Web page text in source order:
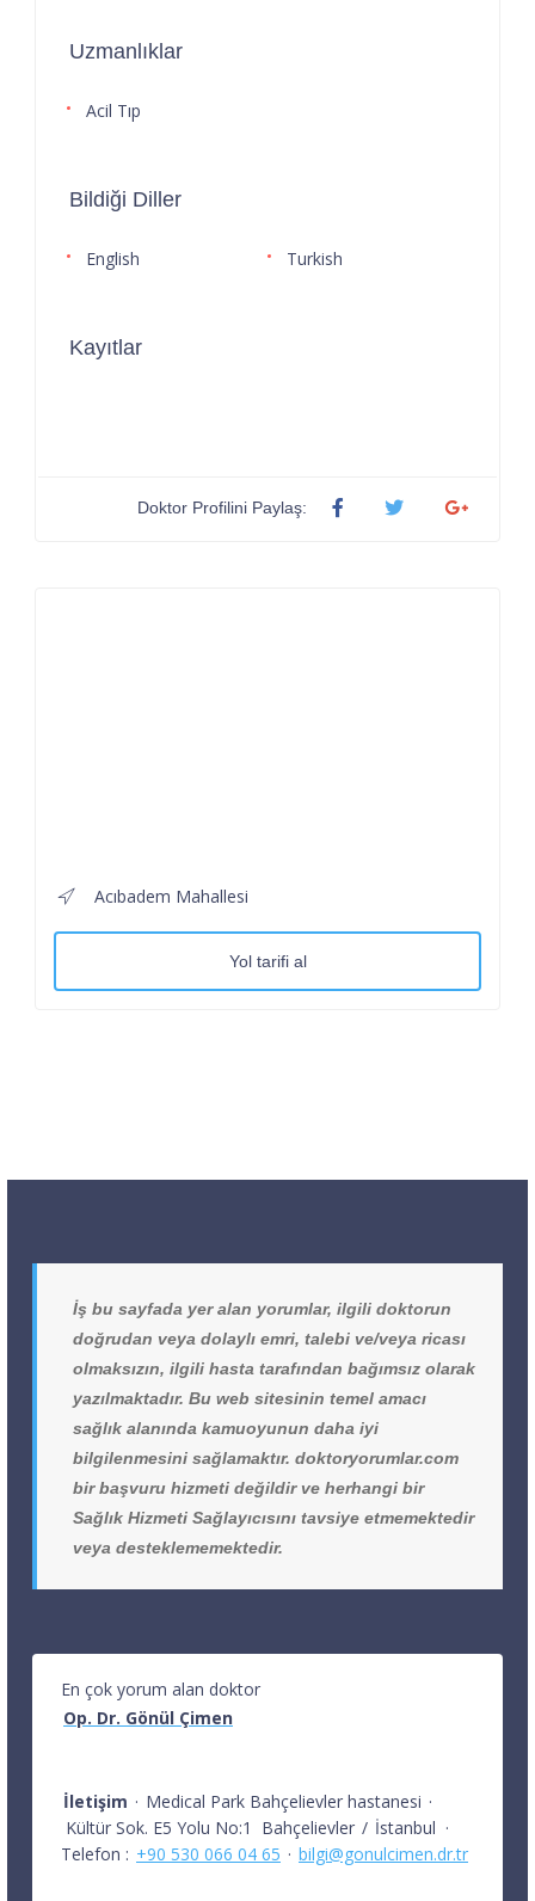
Uzmanlıklar
Acil Tıp
Bildiği Diller
English Turkish
Kayıtlar
Doktor Profilini Paylaş:
Acıbadem Mahallesi
Yol tarifi al
İş bu sayfada yer alan yorumlar, ilgili doktorun
doğrudan veya dolaylı emri, talebi ve/veya ricası
olmaksızın, ilgili hasta tarafından bağımsız olarak
yazılmaktadır. Bu web sitesinin temel amacı
sağlık alanında kamuoyunun daha iyi
bilgilenmesini sağlamaktır. doktoryorumlar.com
bir başvuru hizmeti değildir ve herhangi bir
Sağlık Hizmeti Sağlayıcısını tavsiye etmemektedir
veya desteklememektedir.
En çok yorum alan doktor
Op. Dr. Gönül Çimen
İletişim · Medical Park Bahçelievler hastanesi ·
Kültür Sok. E5 Yolu No:1
Bahçelievler / İstanbul ·
Telefon : +90 530 066 04 65 · bilgi@gonulcimen.dr.tr